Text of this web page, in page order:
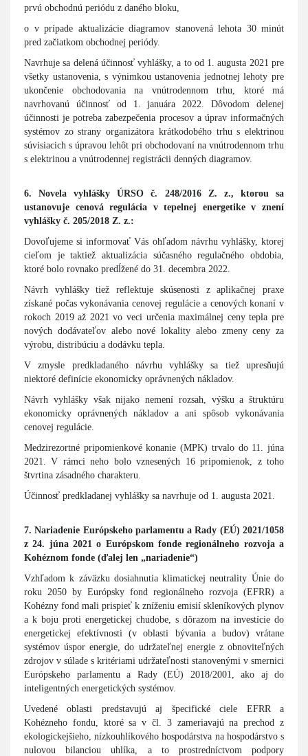
prvú obchodnú periódu z daného bloku,
o v prípade aktualizácie diagramov stanovená lehota 30 minút
pred začiatkom obchodnej periódy.
Navrhuje sa delená účinnosť vyhlášky, a to od 1. augusta 2021 pre
všetky ustanovenia, s výnimkou ustanovenia jednotnej lehoty pre
ukončenie obchodovania na vnútrodennom trhu, ktoré má
navrhovanú účinnosť od 1. januára 2022. Dôvodom delenej
účinnosti je potreba zabezpečenia procesov a úprav informačných
systémov zo strany organizátora krátkodobého trhu s elektrinou
súvisiacich s úpravou lehôt pri obchodovaní na vnútrodennom trhu
s elektrinou a vnútrodennej registrácii denných diagramov.
6. Novela vyhlášky ÚRSO č. 248/2016 Z. z., ktorou sa
ustanovuje cenová regulácia v tepelnej energetike v znení
vyhlášky č. 205/2018 Z. z.:
Dovoľujeme si informovať Vás ohľadom návrhu vyhlášky, ktorej
cieľom je taktiež aktualizácia súčasného regulačného obdobia,
ktoré bolo rovnako predĺžené do 31. decembra 2022.
Návrh vyhlášky tiež reflektuje skúsenosti z aplikačnej praxe
získané počas vykonávania cenovej regulácie a cenových konaní v
rokoch 2019 až 2021 vo veci určenia maximálnej ceny tepla pre
nových dodávateľov alebo nové lokality alebo zmeny ceny za
výrobu, distribúciu a dodávku tepla.
V zmysle predkladaného návrhu vyhlášky sa tiež upresňujú
niektoré definície ekonomicky oprávnených nákladov.
Návrh vyhlášky však nijako nemení rozsah, výšku a štruktúru
ekonomicky oprávnených nákladov a ani spôsob vykonávania
cenovej regulácie.
Medzirezortné pripomienkové konanie (MPK) trvalo do 11. júna
2021. V rámci neho bolo vznesených 16 pripomienok, z toho
štvrtina zásadného charakteru.
Účinnosť predkladanej vyhlášky sa navrhuje od 1. augusta 2021.
7. Nariadenie Európskeho parlamentu a Rady (EÚ) 2021/1058
z 24. júna 2021 o Európskom fonde regionálneho rozvoja a
Kohéznom fonde (ďalej len „nariadenie“)
Vzhľadom k záväzku dosiahnutia klimatickej neutrality Únie do
roku 2050 by Európsky fond regionálneho rozvoja (EFRR) a
Kohézny fond mali prispieť k zníženiu emisií skleníkových plynov
a k boju proti energetickej chudobe, s dôrazom na investície do
energetickej efektívnosti (v oblasti bývania a budov) vrátane
systémov úspor energie, do udržateľnej energie z obnoviteľných
zdrojov v súlade s kritériami udržateľnosti stanovenými v smernici
Európskeho parlamentu a Rady (EÚ) 2018/2001, ako aj do
inteligentných energetických systémov.
Uvedené oblasti predstavujú aj špecifické ciele EFRR a
Kohézneho fondu, ktoré sa v čl. 3 zameriavajú na prechod z
ekologickejšieho, nízkouhlíkového hospodárstva na hospodárstvo s
nulovou bilanciou uhlíka, a to prostredníctvom podpory